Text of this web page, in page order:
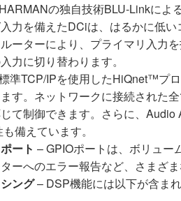
の独自技術BLU-Linkによ
力を備えたDCiは、はるかに低
ーターにより、プライマリ入力
力に切り替わります。
準TCP/IPを使用したHiQnet™プ
す。ネットワークに接続された
て制御できます。さらに、
備えています。
ート – GPIOポートは、ボリュー
ーへのエラー報告など、さまざま
ング– DSP機能には以下が含ま